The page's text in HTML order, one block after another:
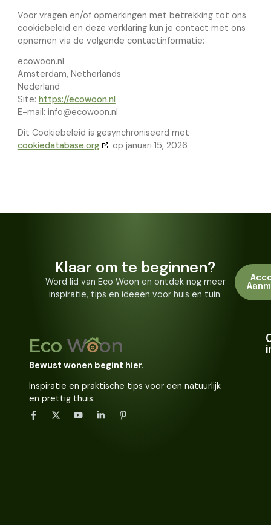
Voor vragen en/of opmerkingen met betrekking tot ons
cookiebeleid en deze verklaring kun je contact met ons
opnemen via de volgende contactinformatie:
ecowoon.nl
Amsterdam, Netherlands
Nederland
Site: https://ecowoon.nl
E-mail: info@ecowoon.nl
Dit Cookiebeleid is gesynchroniseerd met
cookiedatabase.org
op januari 15, 2026.
Klaar om te beginnen?
Word lid van Eco Woon en ontdek nog meer
inspiratie, tips en ideeën voor huis en tuin.
Bewust wonen begint hier.
Inspiratie en praktische tips voor een natuurlijk
en prettig thuis.